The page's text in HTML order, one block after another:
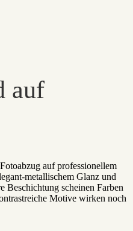
auf
auf professionellem
metallischem Glanz und
Beschichtung scheinen Farben
Motive wirken noch